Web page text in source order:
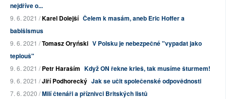
nejdříve o...
9. 6. 2021 /Karel Dolejší Čelem k masám, aneb Eric Hoffer a
babišismus
9. 6. 2021 /Tomasz Oryński V Polsku je nebezpečné "vypadat jako
teplouš"
9. 6. 2021 /Petr Haraším Když ON řekne krleš, tak musíme šturmem!
9. 6. 2021 /Jiří Podhorecký Jak se učit společenské odpovědnosti
7. 6. 2020 /Milí čtenáři a příznivci Britských listů